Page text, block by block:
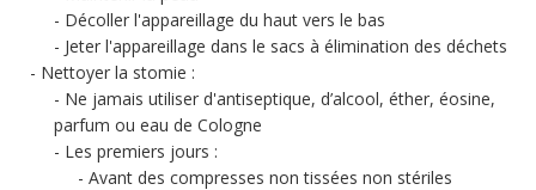
Décoller l'appareillage du haut vers le bas
Jeter l'appareillage dans le sacs à élimination des déchets
Nettoyer la stomie :
Ne jamais utiliser d'antiseptique, d’alcool, éther, éosine,
parfum ou eau de Cologne
Les premiers jours :
Avant des compresses non tissées non stériles